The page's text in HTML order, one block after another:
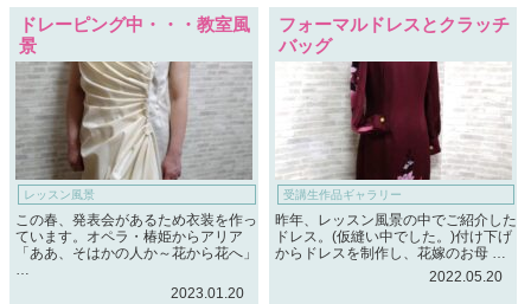
ドレーピング中・・・教室風
景
レッスン風景
この春、発表会があるため衣装を作っ
ています。オペラ・椿姫からアリア
「ああ、そはかの人か～花から花へ」
…
2023.01.20
フォーマルドレスとクラッチ
バッグ
受講生作品ギャラリー
昨年、レッスン風景の中でご紹介した
ドレス。(仮縫い中でした。)付け下げ
からドレスを制作し、花嫁のお母 …
2022.05.20